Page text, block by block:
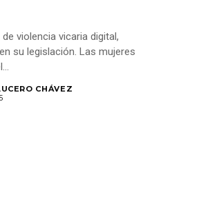
violencia vicaria digital,
su legislación. Las mujeres
CHÁVEZ